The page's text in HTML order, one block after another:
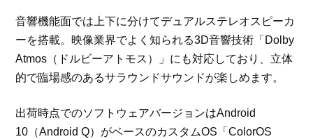
音響機能面では上下に分けてデュアルステレオスピーカ
ーを搭載。映像業界でよく知られる3D音響技術「Dolby
Atmos（ドルビーアトモス）」にも対応しており、立体
的で臨場感のあるサラウンドサウンドが楽しめます。
出荷時点でのソフトウェアバージョンはAndroid
10（Android Q）がベースのカスタムOS「ColorOS